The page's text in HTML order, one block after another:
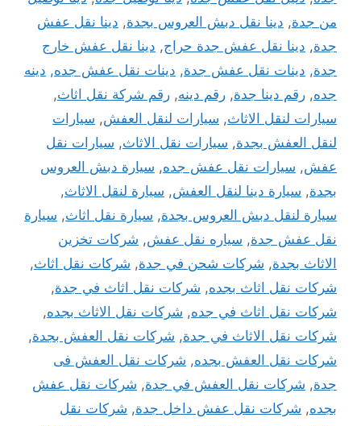
من جدة, دينا نقل دبش العروس بجدة, دينا نقل عفش
جدة, دينا نقل عفش جدة حراج, دينا نقل عفش خارج
جدة, دينات نقل عفش جدة, دينات نقل عفش جده, دينه
جده, رقم دينا جدة, رقم دينه, رقم شركة نقل اثاث,
سيارات لنقل الاثاث, سيارات لنقل العفش, سيارات
لنقل العفش بجدة, سيارات نقل الاثاث, سيارات نقل
عفش, سيارات نقل عفش جده, سيارة دبش العروس
بجدة, سيارة دينا لنقل العفش, سيارة لنقل الاثاث,
سيارة لنقل دبش العروس بجدة, سيارة نقل اثاث, سيارة
نقل عفش جدة, سياره نقل عفش, شركات تخزين
الاثاث بجدة, شركات شحن في جدة, شركات نقل اثاث,
شركات نقل اثاث بجده, شركات نقل اثاث في جدة,
شركات نقل اثاث في جده, شركات نقل الاثاث بجده,
شركات نقل الاثاث في جدة, شركات نقل العفش بجدة,
شركات نقل العفش بجده, شركات نقل العفش فى
جدة, شركات نقل العفش في جدة, شركات نقل عفش
بجده, شركات نقل عفش داخل جدة, شركات نقل